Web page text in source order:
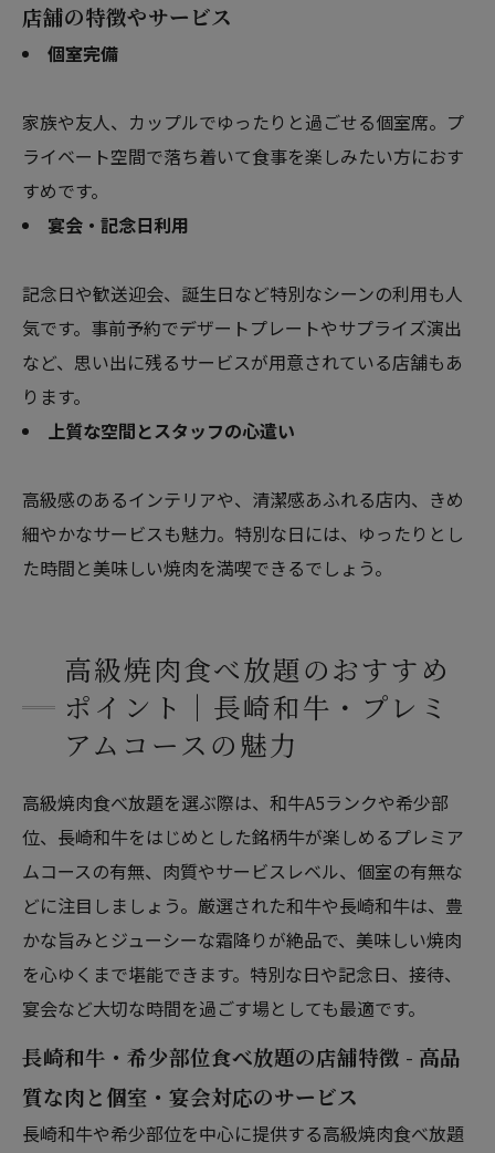
店舗の特徴やサービス
個室完備
家族や友人、カップルでゆったりと過ごせる個室席。プ
ライベート空間で落ち着いて食事を楽しみたい方におす
すめです。
宴会・記念日利用
記念日や歓送迎会、誕生日など特別なシーンの利用も人
気です。事前予約でデザートプレートやサプライズ演出
など、思い出に残るサービスが用意されている店舗もあ
ります。
上質な空間とスタッフの心遣い
高級感のあるインテリアや、清潔感あふれる店内、きめ
細やかなサービスも魅力。特別な日には、ゆったりとし
た時間と美味しい焼肉を満喫できるでしょう。
高級焼肉食べ放題のおすすめ
ポイント｜長崎和牛・プレミ
アムコースの魅力
高級焼肉食べ放題を選ぶ際は、和牛A5ランクや希少部
位、長崎和牛をはじめとした銘柄牛が楽しめるプレミア
ムコースの有無、肉質やサービスレベル、個室の有無な
どに注目しましょう。厳選された和牛や長崎和牛は、豊
かな旨みとジューシーな霜降りが絶品で、美味しい焼肉
を心ゆくまで堪能できます。特別な日や記念日、接待、
宴会など大切な時間を過ごす場としても最適です。
長崎和牛・希少部位食べ放題の店舗特徴 - 高品
質な肉と個室・宴会対応のサービス
長崎和牛や希少部位を中心に提供する高級焼肉食べ放題